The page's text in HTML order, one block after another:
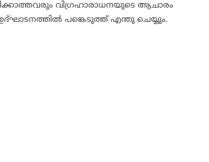
വിഗ്രഹാരാധനയുടെ ആചാരം
പങ്കെടുത്ത് എന്തു ചെയ്യും.